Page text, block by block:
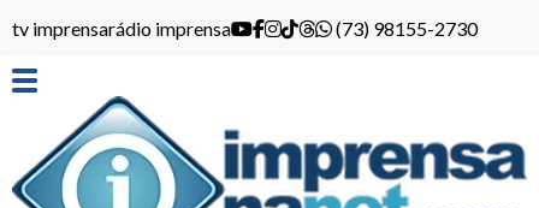
tv imprensarádio imprensa (73) 98155-2730